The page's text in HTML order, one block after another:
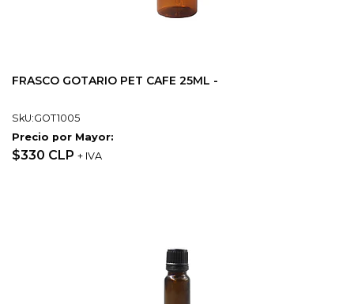
FRASCO GOTARIO PET CAFE 25ML -
SkU:GOT1005
Precio por Mayor:
$330 CLP + IVA